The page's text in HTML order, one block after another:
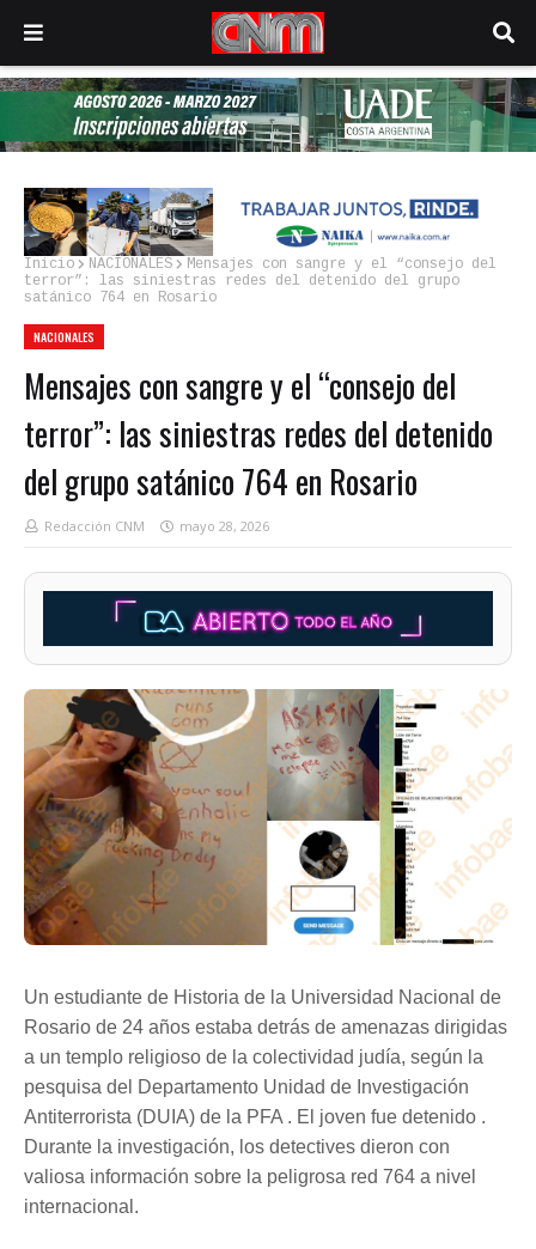
Inicio NACIONALES
Mensajes con sangre y el “consejo del
terror”: las siniestras redes del detenido del grupo
satánico 764 en Rosario
NACIONALES
Mensajes con sangre y el “consejo del
terror”: las siniestras redes del detenido
del grupo satánico 764 en Rosario
Redacción CNM mayo 28, 2026
Un estudiante de Historia de la Universidad Nacional de
Rosario de 24 años estaba detrás de amenazas dirigidas
a un templo religioso de la colectividad judía, según la
pesquisa del Departamento Unidad de Investigación
Antiterrorista (DUIA) de la PFA . El joven fue detenido .
Durante la investigación, los detectives dieron con
valiosa información sobre la peligrosa red 764 a nivel
internacional.